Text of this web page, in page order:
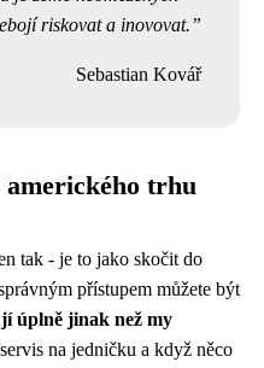
riskovat a inovovat.
Sebastian Kovář
trhu
tak - je to jako skočit do
přístupem můžete být
úplně jinak než my
na jedničku a když něco